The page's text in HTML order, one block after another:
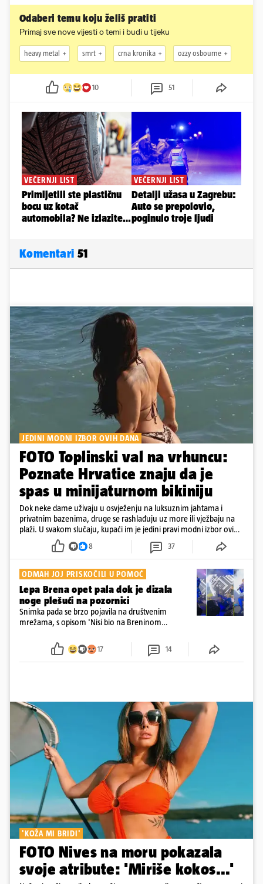
Odaberi temu koju želiš pratiti
Primaj sve nove vijesti o temi i budi u tijeku
heavy metal smrt crna kronika ozzy osbourne
10 51
Komentari 51
JEDINI MODNI IZBOR OVIH DANA
FOTO Toplinski val na vrhuncu:
Poznate Hrvatice znaju da je
spas u minijaturnom bikiniju
Dok neke dame uživaju u osvježenju na luksuznim jahtama i
privatnim bazenima, druge se rashlađuju uz more ili vježbaju na
plaži. U svakom slučaju, kupaći im je jedini pravi modni izbor ovih
8 37
ODMAH JOJ PRISKOČILI U POMOĆ
Lepa Brena opet pala dok je dizala
noge plešući na pozornici
Snimka pada se brzo pojavila na društvenim
mrežama, s opisom 'Nisi bio na Breninom
Srećom, pjevačica se nije ozlijedila nego je s
osmijehom nastavila pjevati
17 14
'KOŽA MI BRIDI'
FOTO Nives na moru pokazala
svoje atribute: 'Miriše kokos...'